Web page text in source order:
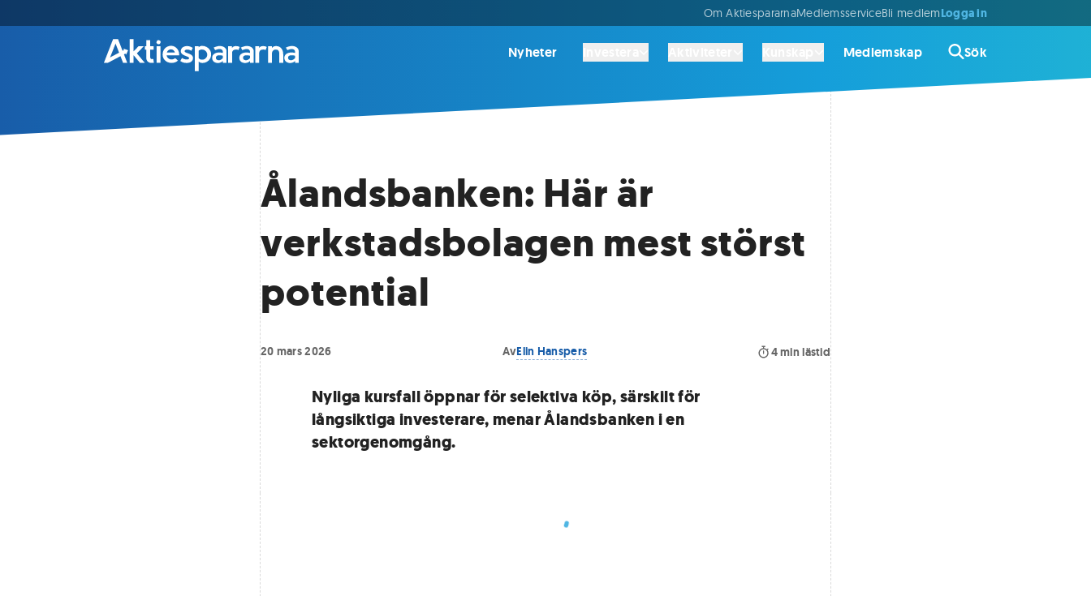
Om AktiespararnaMedlemsserviceBli medlemLogga in
Nyheter Medlemskap Sök
Ålandsbanken: Här är
verkstadsbolagen mest störst
potential
20 mars 2026 AvElin Hanspers 4min lästid
Nyliga kursfall öppnar för selektiva köp, särskilt för
långsiktiga investerare, menar Ålandsbanken i en
sektorgenomgång.